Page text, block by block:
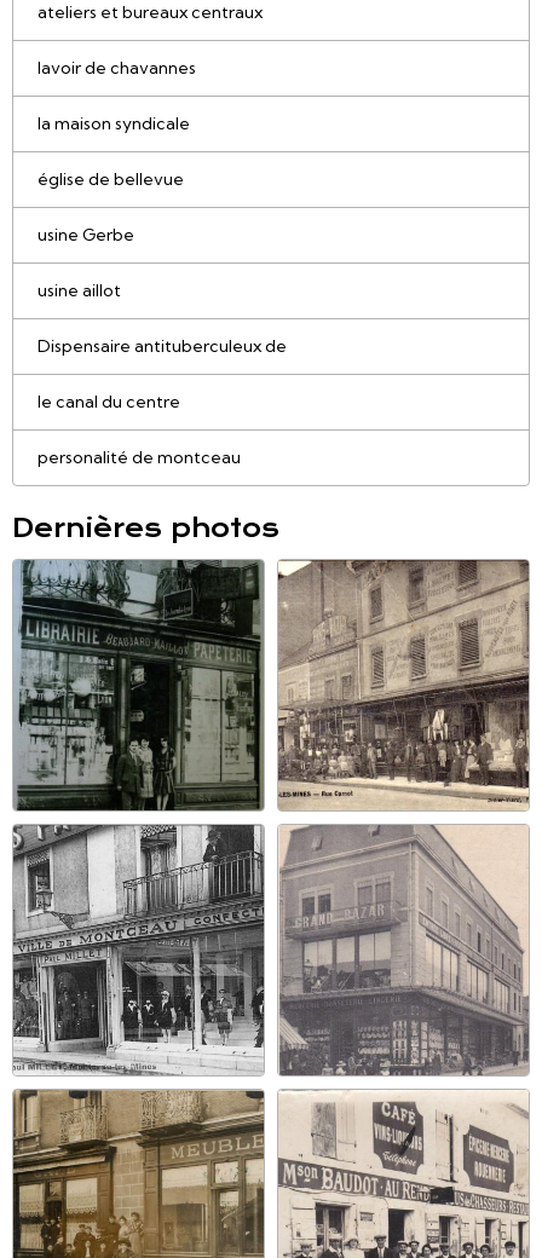
ateliers et bureaux centraux
lavoir de chavannes
la maison syndicale
église de bellevue
usine Gerbe
usine aillot
Dispensaire antituberculeux de
le canal du centre
personalité de montceau
Dernières photos